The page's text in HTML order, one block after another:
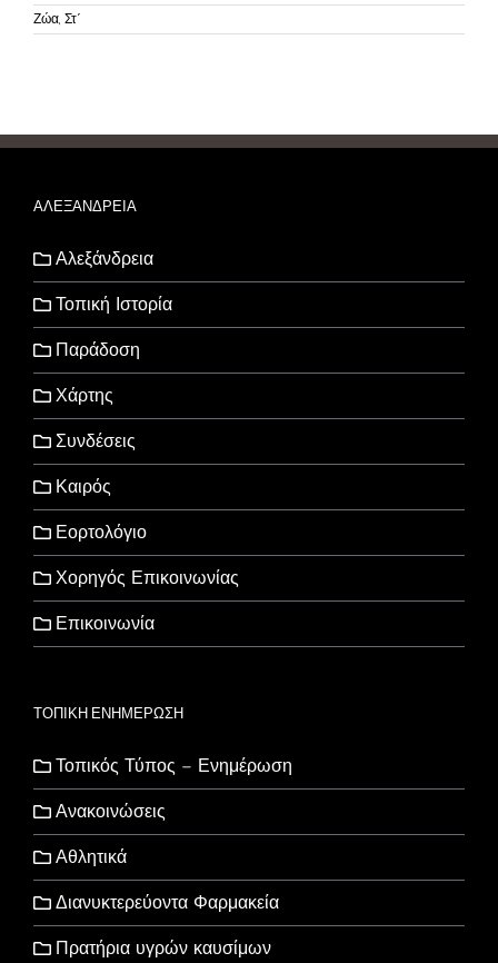
Ζώα, Στ΄
ΑΛΕΞΑΝΔΡΕΙΑ
Αλεξάνδρεια
Τοπική Ιστορία
Παράδοση
Χάρτης
Συνδέσεις
Καιρός
Εορτολόγιο
Χορηγός Επικοινωνίας
Επικοινωνία
ΤΟΠΙΚΗ ΕΝΗΜΕΡΩΣΗ
Τοπικός Τύπος – Ενημέρωση
Ανακοινώσεις
Αθλητικά
Διανυκτερεύοντα Φαρμακεία
Πρατήρια υγρών καυσίμων